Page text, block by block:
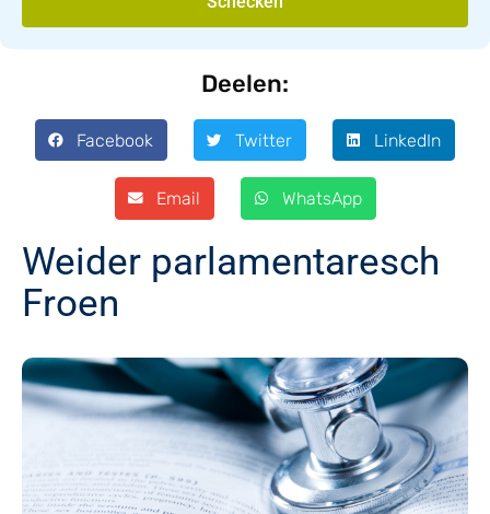
Deelen:
Facebook Twitter LinkedIn
Email WhatsApp
Weider parlamentaresch
Froen